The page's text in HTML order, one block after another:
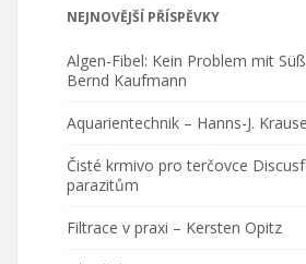
NEJNOVĚJŠÍ PŘÍSPĚVKY
Algen-Fibel: Kein Problem mit
Bernd Kaufmann
Aquarientechnik – Hanns-J. Krause
Čisté krmivo pro terčovce
parazitům
Filtrace v praxi – Kersten Opitz